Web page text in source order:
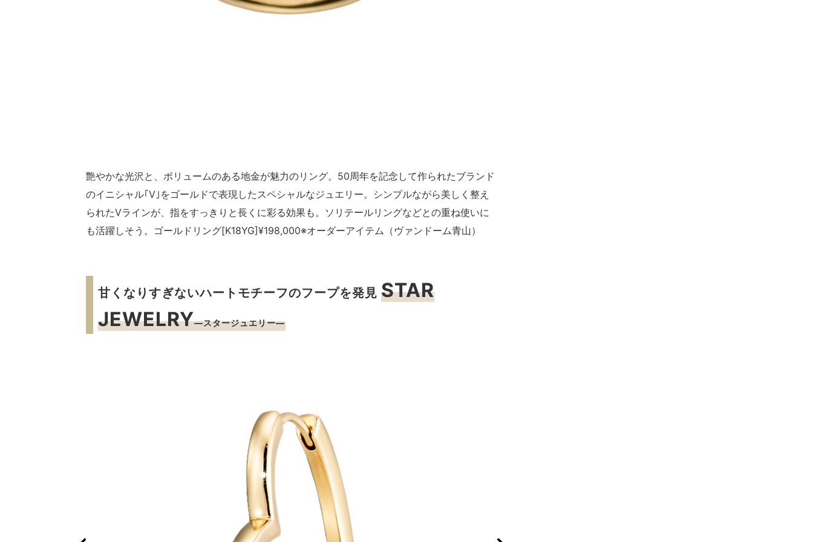
艶やかな光沢と、ボリュームのある地金が魅力のリング。 50周年を記念して作られたブランド
のイニシャル｢V ｣をゴールドで表現したスペシャルなジュエリー。シンプルながら美しく整え
られたVラインが、指をすっきりと長くに彩る効果も。ソリテールリングなどとの重ね使いに
も活躍しそう。ゴールドリング[K18YG]¥198,000※オーダーアイテム（ヴァンドーム青山）
甘くなりすぎないハートモチーフのフープを発見 STAR
JEWELRY―スタージュエリー―